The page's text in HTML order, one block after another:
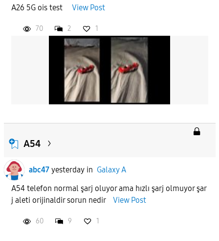
A26 5G ois test View Post
70 2 1
A54
abc47 yesterdayin Galaxy A
A54 telefon normal şarj oluyor ama hızlı şarj olmuyor şar
j aleti orijinaldir sorun nedir View Post
60 9 1